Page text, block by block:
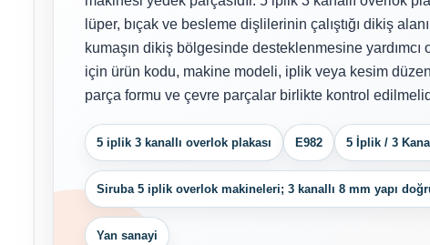
lüper, bıçak ve besleme dişlilerinin çalıştığı dikiş
kumaşın dikiş bölgesinde desteklenmesine yardımcı
için ürün kodu, makine modeli, iplik veya kesim
parça formu ve çevre parçalar birlikte kontrol
5 iplik 3 kanallı overlok plakası E982 5 İplik / 3
Siruba 5 iplik overlok makineleri; 3 kanallı 8 mm yapı
Yan sanayi